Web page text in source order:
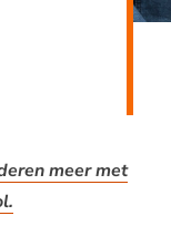
meer met